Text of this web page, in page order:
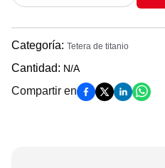
Categoría: Tetera de titanio
Cantidad: N/A
Compartir en